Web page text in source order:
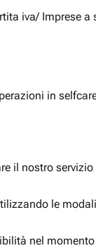
iva/ Imprese a
in
il nostro
le
nel